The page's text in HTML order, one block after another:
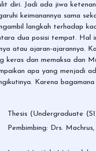
diri. Jadi ada jiwa
keimanannya sama
langkah terhadap
dua posisi tempat. Hal
atau ajaran-ajarannya.
keras dan memaksa dan
apa yang menjadi
Karena
Thesis (Undergraduate
Pembimbing: Drs.